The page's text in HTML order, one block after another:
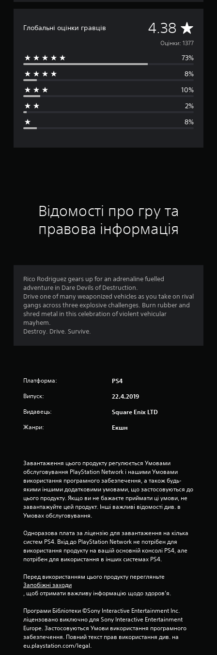
Глобальні оцінки гравців 4.38 С
е
р
о
н
к
.
з
і
р
о
к
н
н
о
Оцінки: 1377
73%
8%
10%
2%
8%
Відомості про гру та
правова інформація
Rico Rodriguez gears up for an adrenaline fuelled
adventure in Dare Devils of Destruction.
Drive one of many weaponized vehicles as you take on rival
gangs across three explosive challenges. Burn rubber and
shred metal in this celebration of violent vehicular
mayhem.
Destroy. Drive. Survive.
Платформа: PS4
Випуск: 22.4.2019
Видавець: Square Enix LTD
Жанри: Екшн
Завантаження цього продукту регулюється Умовами
обслуговування PlayStation Network і нашими Умовами
використання програмного забезпечення, а також будь-
якими іншими додатковими умовами, що застосовуються до
цього продукту. Якщо ви не бажаєте приймати ці умови, не
завантажуйте цей продукт. Інші важливі відомості див. в
Умовах обслуговування.
Одноразова плата за ліцензію для завантаження на кілька
систем PS4. Вхід до PlayStation Network не потрібен для
використання продукту на вашій основній консолі PS4, але
потрібен для використання в інших системах PS4.
Перед використанням цього продукту перегляньте
Запобіжні заходи
, щоб отримати важливу інформацію щодо здоров’я.
Програми Бібліотеки ©Sony Interactive Entertainment Inc.
ліцензовано виключно для Sony Interactive Entertainment
Europe. Застосовуються Умови використання програмного
забезпечення. Повний текст прав використання див. на
eu.playstation.com/legal.